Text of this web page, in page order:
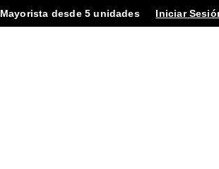
Mayorista desde 5 unidades Iniciar